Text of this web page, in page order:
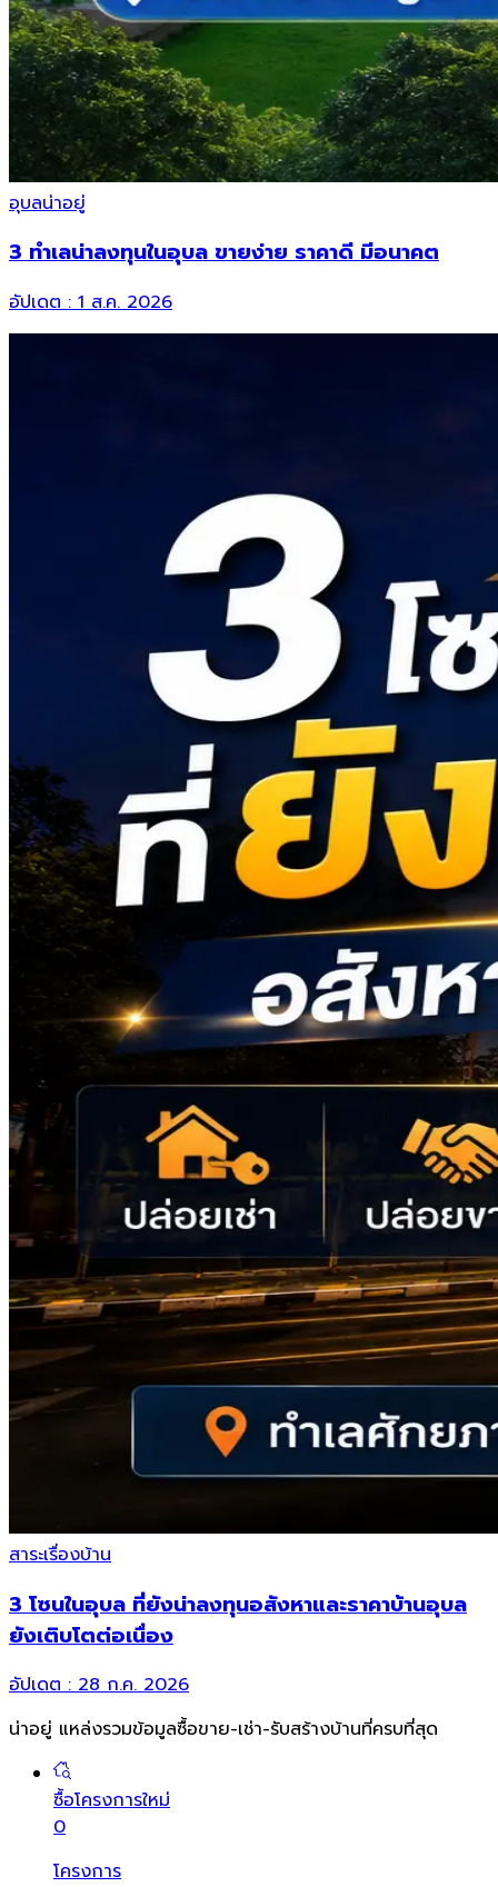
อุบลน่าอยู่
3 ทำเลน่าลงทุนในอุบล ขายง่าย ราคาดี มีอนาคต
อัปเดต :1 ส.ค. 2026
สาระเรื่องบ้าน
3 โซนในอุบล ที่ยังน่าลงทุนอสังหาและราคาบ้านอุบล
ยังเติบโตต่อเนื่อง
อัปเดต :28 ก.ค. 2026
น่าอยู่ แหล่งรวมข้อมูลซื้อขาย-เช่า-รับสร้างบ้านที่ครบที่สุด
ซื้อโครงการใหม่
0
โครงการ